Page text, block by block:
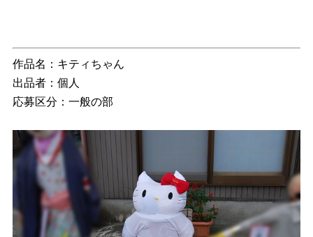
作品名：キティちゃん
出品者：個人
応募区分：一般の部